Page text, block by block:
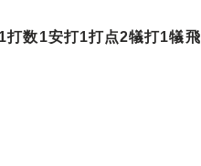
数1安打1打点2犠打1犠飛